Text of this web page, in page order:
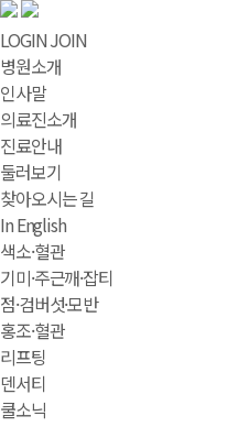
LOGINJOIN
병원소개
인사말
의료진소개
진료안내
둘러보기
찾아오시는 길
In English
색소·혈관
기미·주근깨·잡티
점·검버섯·모반
홍조·혈관
리프팅
덴서티
쿨소닉